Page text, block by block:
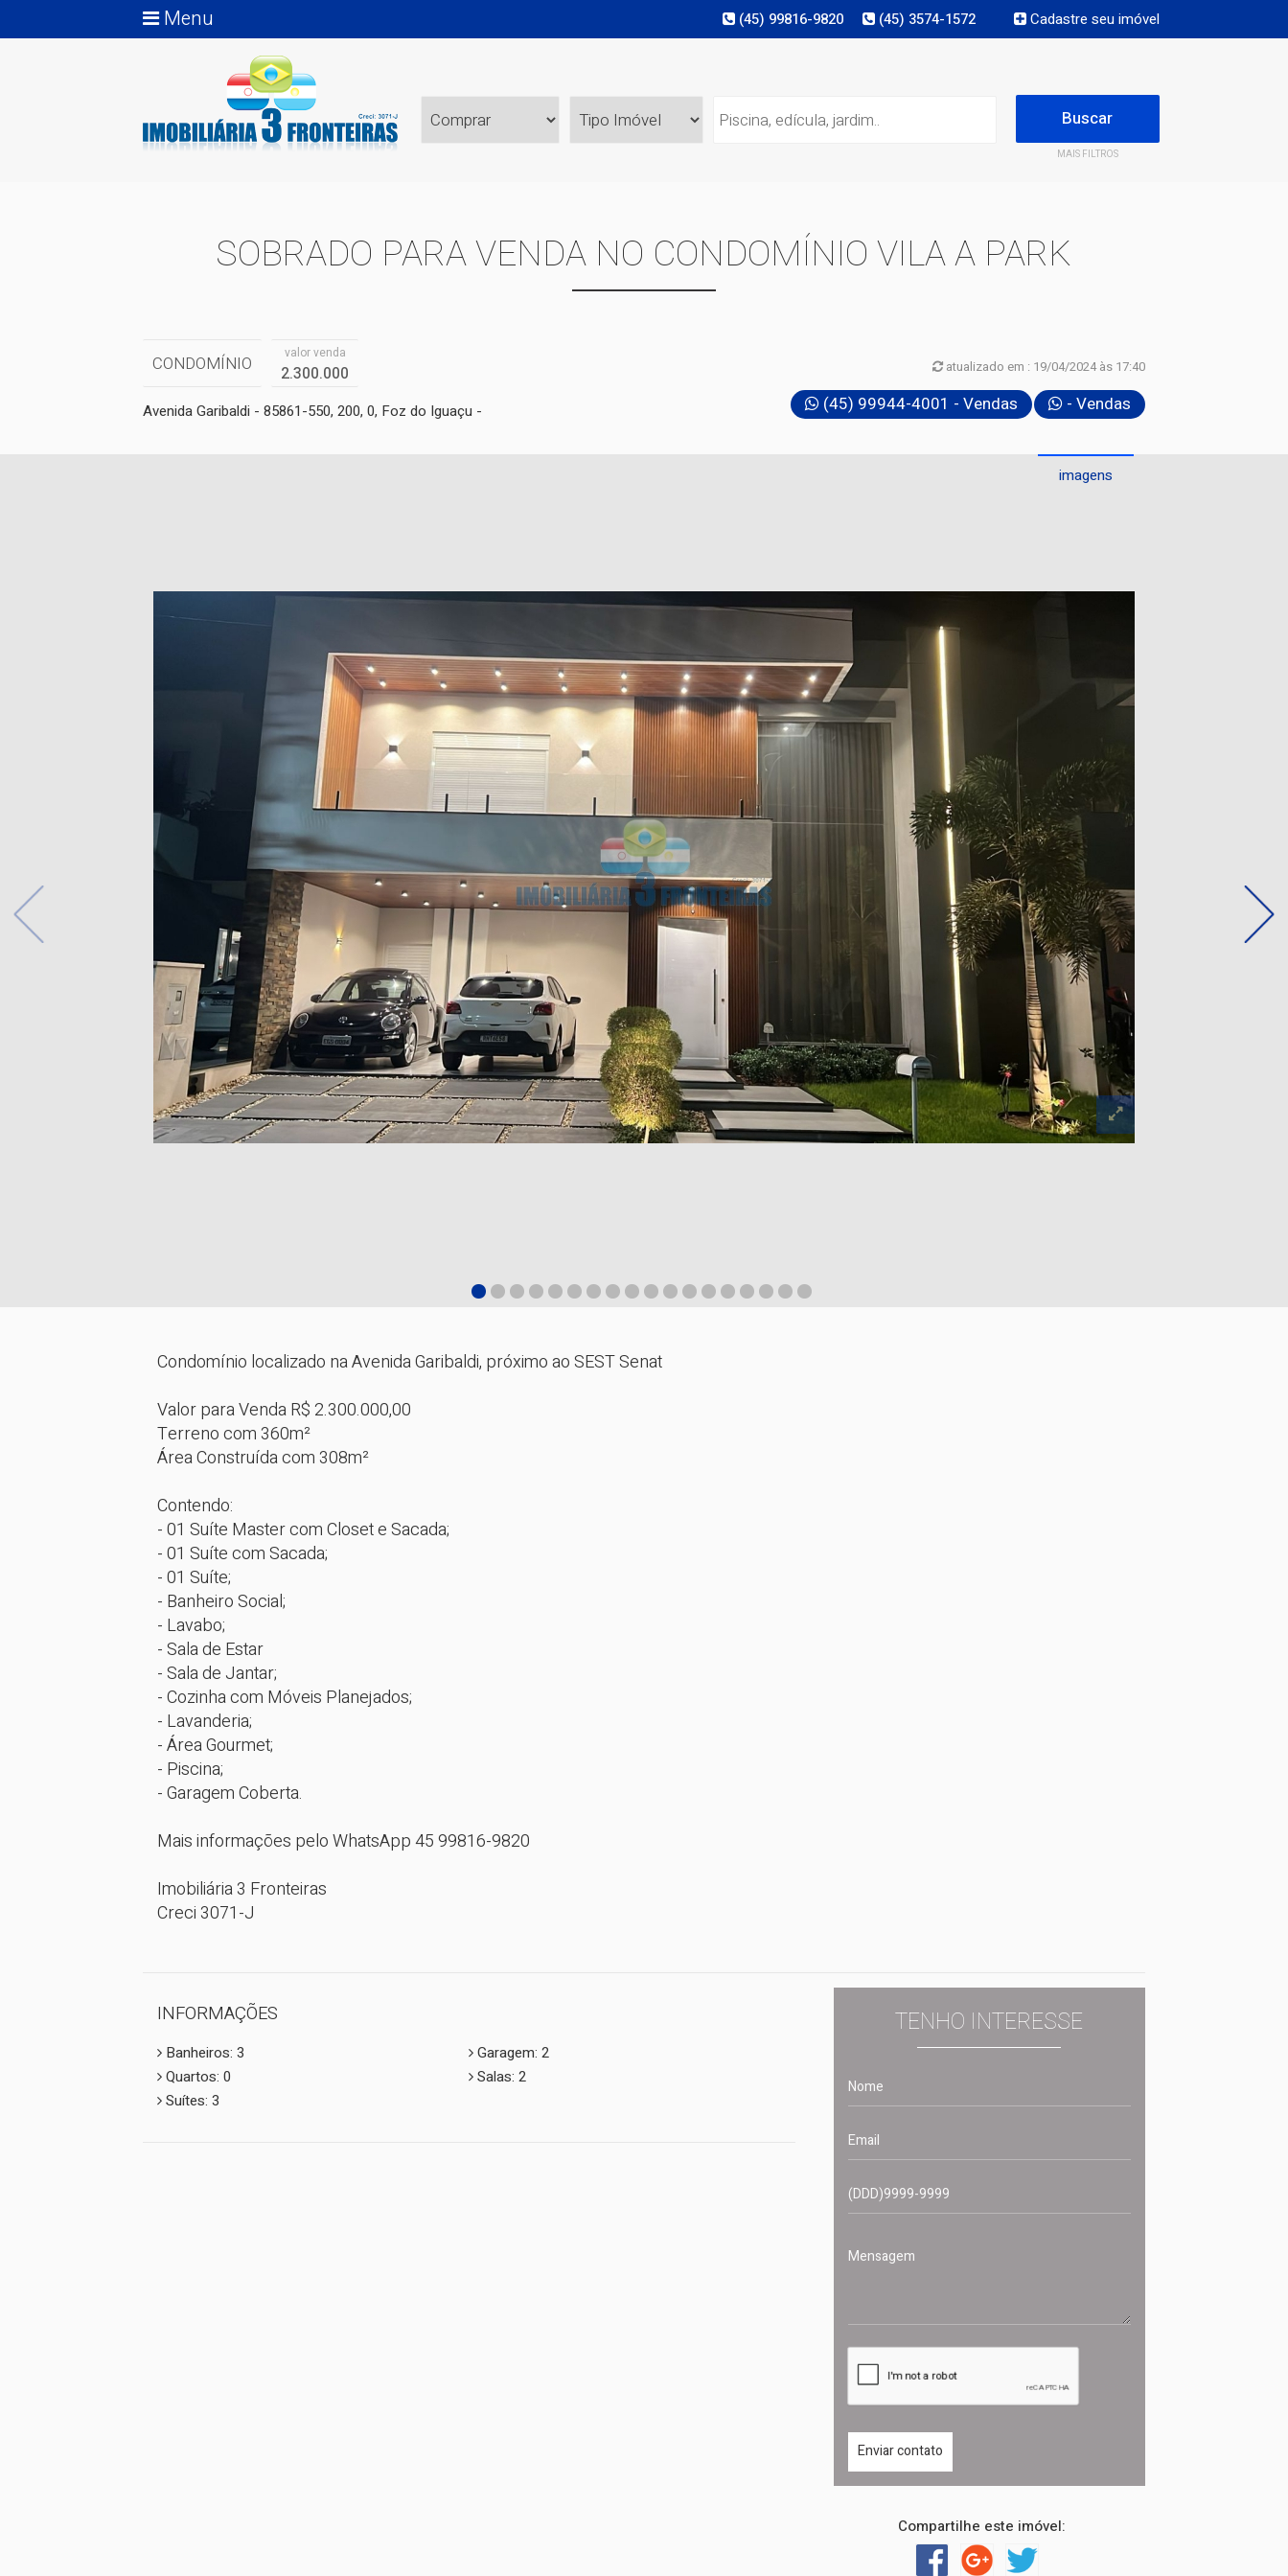
Menu Cadastre seu imóvel
(45) 3574-1572
(45) 99816-9820
MAIS FILTROS
SOBRADO PARA VENDA NO CONDOMÍNIO VILA A PARK
CONDOMÍNIO valor venda
2.300.000
Avenida Garibaldi - 85861-550, 200, 0, Foz do Iguaçu -
atualizado em : 19/04/2024 às 17:40
(45) 99944-4001 - Vendas - Vendas
imagens
Condomínio localizado na Avenida Garibaldi, próximo ao SEST Senat
Valor para Venda R$ 2.300.000,00
Terreno com 360m²
Área Construída com 308m²
Contendo:
- 01 Suíte Master com Closet e Sacada;
- 01 Suíte com Sacada;
- 01 Suíte;
- Banheiro Social;
- Lavabo;
- Sala de Estar
- Sala de Jantar;
- Cozinha com Móveis Planejados;
- Lavanderia;
- Área Gourmet;
- Piscina;
- Garagem Coberta.
Mais informações pelo WhatsApp 45 99816-9820
Imobiliária 3 Fronteiras
Creci 3071-J
INFORMAÇÕES
Banheiros: 3
Garagem: 2
Quartos: 0
Salas: 2
Suítes: 3
TENHO INTERESSE
Compartilhe este imóvel: